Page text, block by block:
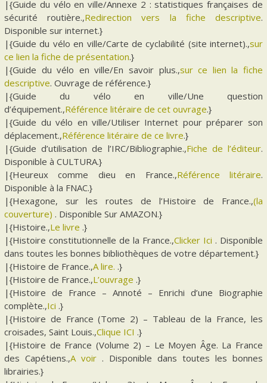
|{Guide du vélo en ville/Annexe 2 : statistiques françaises de
sécurité routière.,Redirection vers la fiche descriptive.
Disponible sur internet.}
|{Guide du vélo en ville/Carte de cyclabilité (site internet).,sur
ce lien la fiche de présentation.}
|{Guide du vélo en ville/En savoir plus.,sur ce lien la fiche
descriptive. Ouvrage de référence.}
|{Guide du vélo en ville/Une question
d’équipement.,Référence litéraire de cet ouvrage.}
|{Guide du vélo en ville/Utiliser Internet pour préparer son
déplacement.,Référence litéraire de ce livre.}
|{Guide d’utilisation de l’IRC/Bibliographie.,Fiche de l’éditeur.
Disponible à CULTURA.}
|{Heureux comme dieu en France.,Référence litéraire.
Disponible à la FNAC.}
|{Hexagone, sur les routes de l’Histoire de France.,(la
couverture) . Disponible Sur AMAZON.}
|{Histoire.,Le livre .}
|{Histoire constitutionnelle de la France.,Clicker Ici . Disponible
dans toutes les bonnes bibliothèques de votre département.}
|{Histoire de France.,A lire. .}
|{Histoire de France.,L’ouvrage .}
|{Histoire de France – Annoté – Enrichi d’une Biographie
complète.,Ici .}
|{Histoire de France (Tome 2) – Tableau de la France, les
croisades, Saint Louis.,Clique ICI .}
|{Histoire de France (Volume 2) – Le Moyen Âge. La France
des Capétiens.,A voir . Disponible dans toutes les bonnes
librairies.}